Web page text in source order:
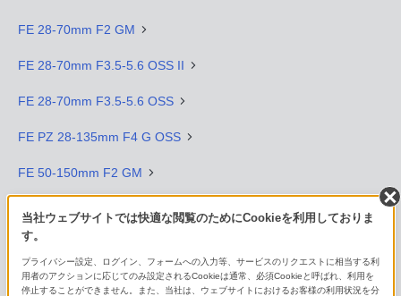
FE 28-70mm F2 GM
FE 28-70mm F3.5-5.6 OSS II
FE 28-70mm F3.5-5.6 OSS
FE PZ 28-135mm F4 G OSS
FE 50-150mm F2 GM
FE 70-200mm F2.8 GM OSS II
FE 70-200mm F2.8 GM OSS
FE 70-200mm F4 Macro G OSS II
当社ウェブサイトでは快適な閲覧のためにCookieを利用しておりま
す。
プライバシー設定、ログイン、フォームへの入力等、サービスのリクエストに相当する利
用者のアクションに応じてのみ設定されるCookieは通常、必須Cookieと呼ばれ、利用を
停止することができません。また、当社は、ウェブサイトにおけるお客様の利用状況を分